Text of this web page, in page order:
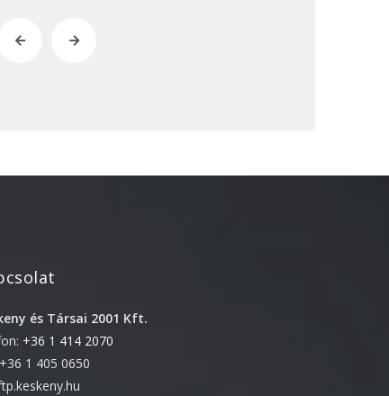
2017. július
és Társai 2001 Kft.
+36 1 414 2070
1 405 0650